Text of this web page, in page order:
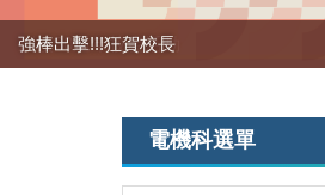
強棒出擊!!!狂賀校長
電機科選單